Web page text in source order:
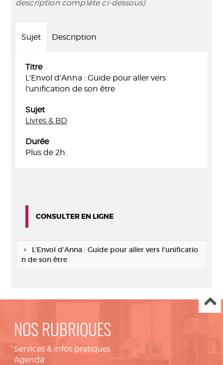
description complète ci-dessous)
Sujet Description
Titre
L'Envol d'Anna : Guide pour aller vers
l'unification de son être
Sujet
Livres & BD
Durée
Plus de 2h.
CONSULTER EN LIGNE
L'Envol d'Anna : Guide pour aller vers l'unificatio
n de son être
NOS RUBRIQUES
Services & infos pratiques
Agenda